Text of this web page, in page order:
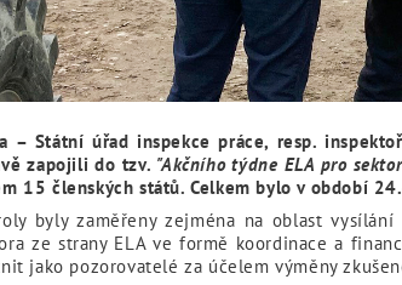
– Státní úřad inspekce práce, resp.
zapojili do tzv. "Akčního týdne ELA pro
15 členských států. Celkem bylo v období
byly zaměřeny zejména na oblast
ze strany ELA ve formě koordinace a
jako pozorovatelé za účelem výměny